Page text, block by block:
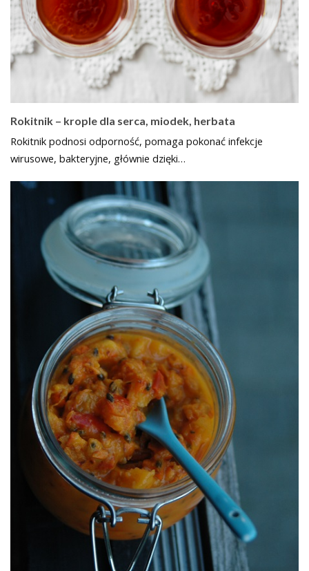
Rokitnik – krople dla serca, miodek, herbata
Rokitnik podnosi odporność, pomaga pokonać infekcje
wirusowe, bakteryjne, głównie dzięki…